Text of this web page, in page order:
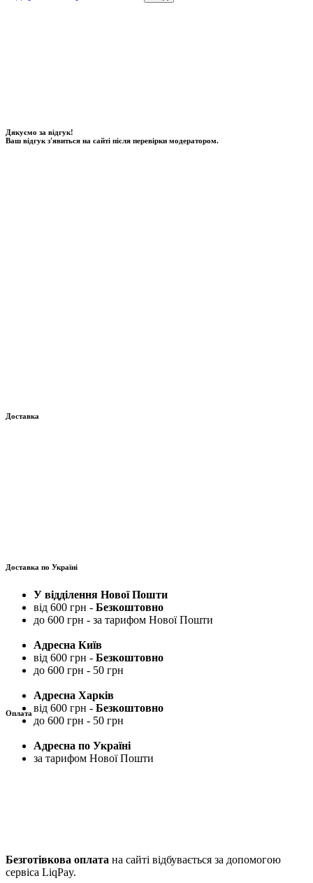
Дякуємо за відгук!
Ваш відгук з'явиться на сайті після перевірки модератором.
Доставка
Доставка по Україні
У відділення Нової Пошти
від 600 грн - Безкоштовно
до 600 грн - за тарифом Нової Пошти
Адресна Київ
від 600 грн - Безкоштовно
до 600 грн - 50 грн
Адресна Харків
від 600 грн - Безкоштовно
до 600 грн - 50 грн
Адресна по Україні
за тарифом Нової Пошти
Оплата
Безготівкова оплата на сайті відбувається за допомогою
сервіса LiqPay.